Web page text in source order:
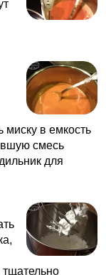
миску в емкость
смесь
для